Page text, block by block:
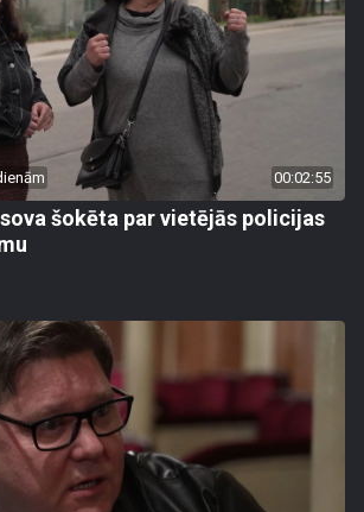
00:02:55
šokēta par vietējās policijas